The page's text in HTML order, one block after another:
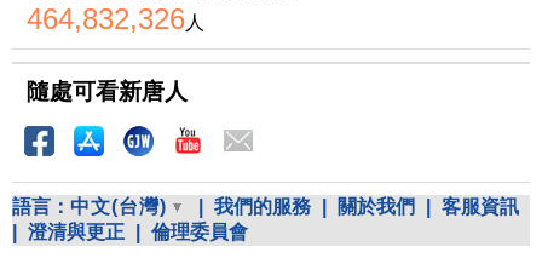
464,832,326人
隨處可看新唐人
語言： 中文(台灣) 我們的服務 關於我們
客服資訊
澄清與更正 倫理委員會